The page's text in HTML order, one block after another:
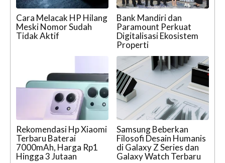
Cara Melacak HP Hilang
Meski Nomor Sudah
Tidak Aktif
Bank Mandiri dan
Paramount Perkuat
Digitalisasi Ekosistem
Properti
Rekomendasi Hp Xiaomi
Terbaru Baterai
7000mAh, Harga Rp1
Hingga 3 Jutaan
Samsung Beberkan
Filosofi Desain Humanis
di Galaxy Z Series dan
Galaxy Watch Terbaru